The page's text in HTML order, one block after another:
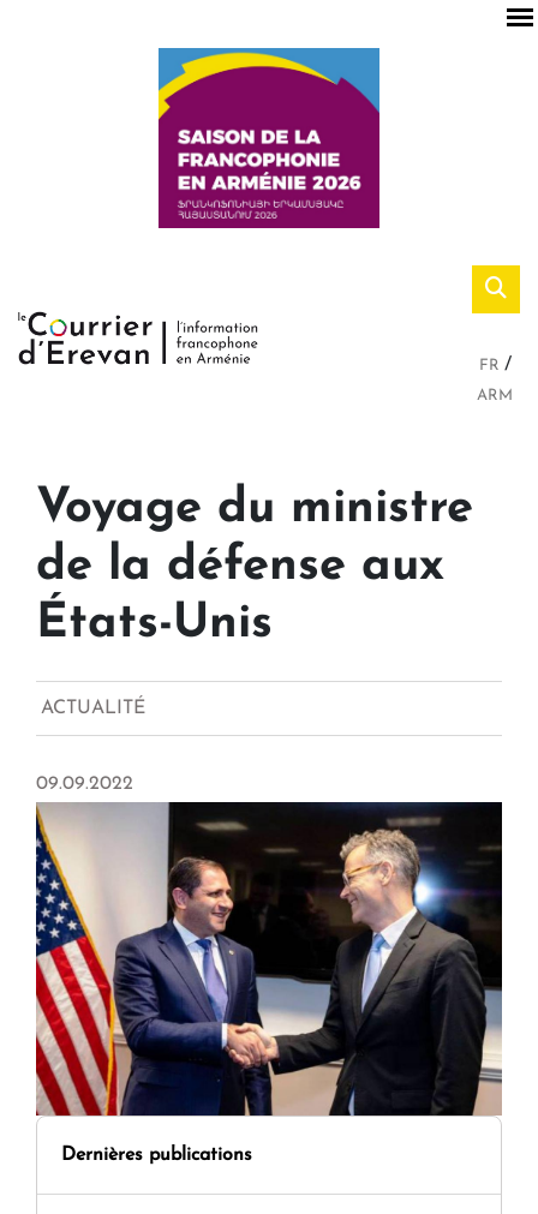
FR
ARM
Voyage du ministre
de la défense aux
États-Unis
ACTUALITÉ
09.09.2022
Dernières publications